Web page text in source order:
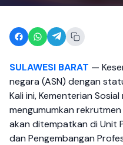
SULAWESI BARAT —
negara (ASN) dengan
Kali ini, Kementerian
mengumumkan
akan ditempatkan di Unit
dan Pengembangan